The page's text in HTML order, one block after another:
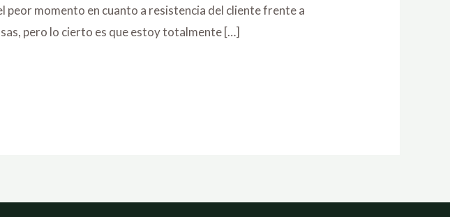
peor momento en cuanto a resistencia del cliente frente a
pero lo cierto es que estoy totalmente […]